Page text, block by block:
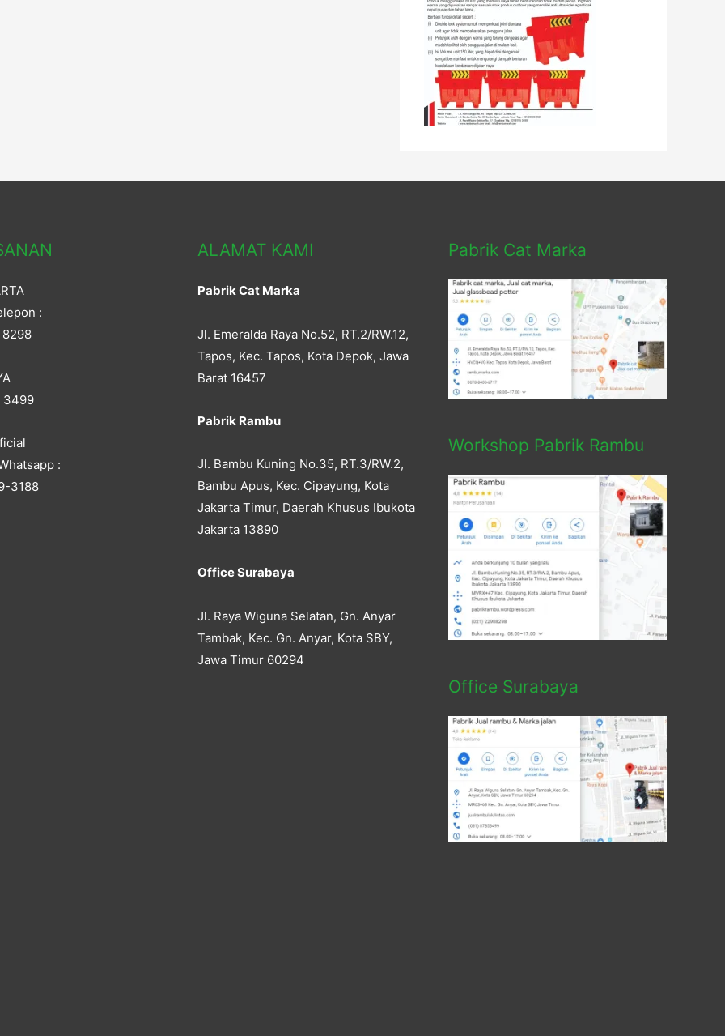
:
8298
3499
:
3188
ALAMAT KAMI
Pabrik Cat Marka
Jl. Emeralda Raya No.52, RT.2/RW.12,
Tapos, Kec. Tapos, Kota Depok, Jawa
Barat 16457
Pabrik Rambu
Jl. Bambu Kuning No.35, RT.3/RW.2,
Bambu Apus, Kec. Cipayung, Kota
Jakarta Timur, Daerah Khusus Ibukota
Jakarta 13890
Office Surabaya
Jl. Raya Wiguna Selatan, Gn. Anyar
Tambak, Kec. Gn. Anyar, Kota SBY,
Jawa Timur 60294
Pabrik Cat Marka
Workshop Pabrik Rambu
Office Surabaya